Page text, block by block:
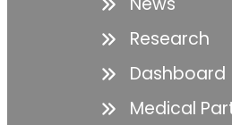
Research
Dashboard
Medical